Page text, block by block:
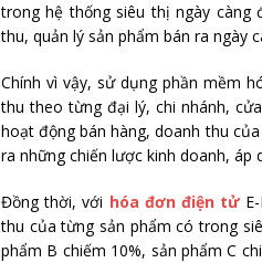
trong hệ thống siêu thị ngày càng
thu, quản lý sản phẩm bán ra ngày
Chính vì vậy, sử dụng phần mềm
thu theo từng đại lý, chi nhánh,
hoạt động bán hàng, doanh thu
ra những chiến lược kinh doanh, áp
Đồng thời, với hóa đơn điện tửE-
thu của từng sản phẩm có trong
phẩm B chiếm 10%, sản phẩm C